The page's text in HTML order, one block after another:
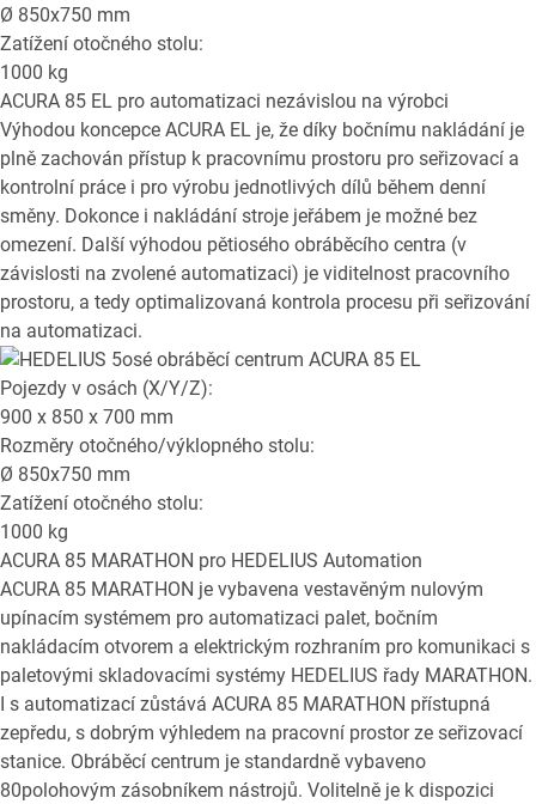
Ø 850x750 mm
Zatížení otočného stolu:
1000 kg
ACURA 85 EL pro automatizaci nezávislou na výrobci
Výhodou koncepce ACURA EL je, že díky bočnímu nakládání je
plně zachován přístup k pracovnímu prostoru pro seřizovací a
kontrolní práce i pro výrobu jednotlivých dílů během denní
směny. Dokonce i nakládání stroje jeřábem je možné bez
omezení. Další výhodou pětiosého obráběcího centra (v
závislosti na zvolené automatizaci) je viditelnost pracovního
prostoru, a tedy optimalizovaná kontrola procesu při seřizování
na automatizaci.
Pojezdy v osách (X/Y/Z):
900 x 850 x 700 mm
Rozměry otočného/výklopného stolu:
Ø 850x750 mm
Zatížení otočného stolu:
1000 kg
ACURA 85 MARATHON pro HEDELIUS Automation
ACURA 85 MARATHON je vybavena vestavěným nulovým
upínacím systémem pro automatizaci palet, bočním
nakládacím otvorem a elektrickým rozhraním pro komunikaci s
paletovými skladovacími systémy HEDELIUS řady MARATHON.
I s automatizací zůstává ACURA 85 MARATHON přístupná
zepředu, s dobrým výhledem na pracovní prostor ze seřizovací
stanice. Obráběcí centrum je standardně vybaveno
80polohovým zásobníkem nástrojů. Volitelně je k dispozici